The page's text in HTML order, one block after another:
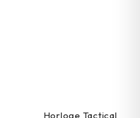
Horloge Tactical